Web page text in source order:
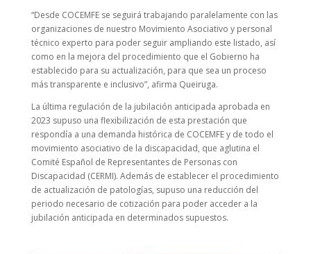
“Desde COCEMFE se seguirá trabajando paralelamente con las
organizaciones de nuestro Movimiento Asociativo y personal
técnico experto para poder seguir ampliando este listado, así
como en la mejora del procedimiento que el Gobierno ha
establecido para su actualización, para que sea un proceso
más transparente e inclusivo”, afirma Queiruga.
La última regulación de la jubilación anticipada aprobada en
2023 supuso una flexibilización de esta prestación que
respondía a una demanda histórica de COCEMFE y de todo el
movimiento asociativo de la discapacidad, que aglutina el
Comité Español de Representantes de Personas con
Discapacidad (CERMI). Además de establecer el procedimiento
de actualización de patologías, supuso una reducción del
periodo necesario de cotización para poder acceder a la
jubilación anticipada en determinados supuestos.